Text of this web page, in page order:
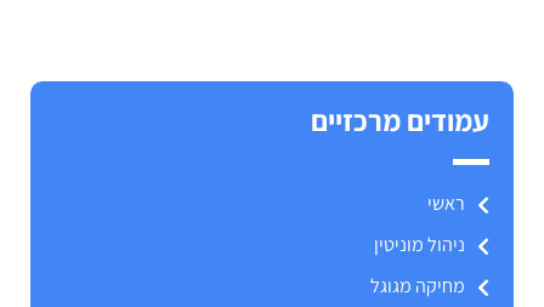
עמודים מרכזיים
ראשי
ניהול מוניטין
מחיקה מגוגל